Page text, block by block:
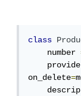
class
on_delete=